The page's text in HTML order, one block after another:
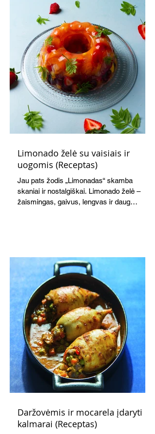
Limonado želė su vaisiais ir
uogomis (Receptas)
Jau pats žodis „Limonadas“ skamba
skaniai ir nostalgiškai. Limonado želė –
žaismingas, gaivus, lengvas ir daug
Daržovėmis ir mocarela įdaryti
kalmarai (Receptas)